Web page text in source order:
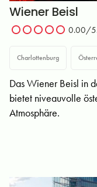
Wiener Beisl
0.00/
Charlottenburg
Das Wiener Beisl in
bietet niveauvolle
Atmosphäre.